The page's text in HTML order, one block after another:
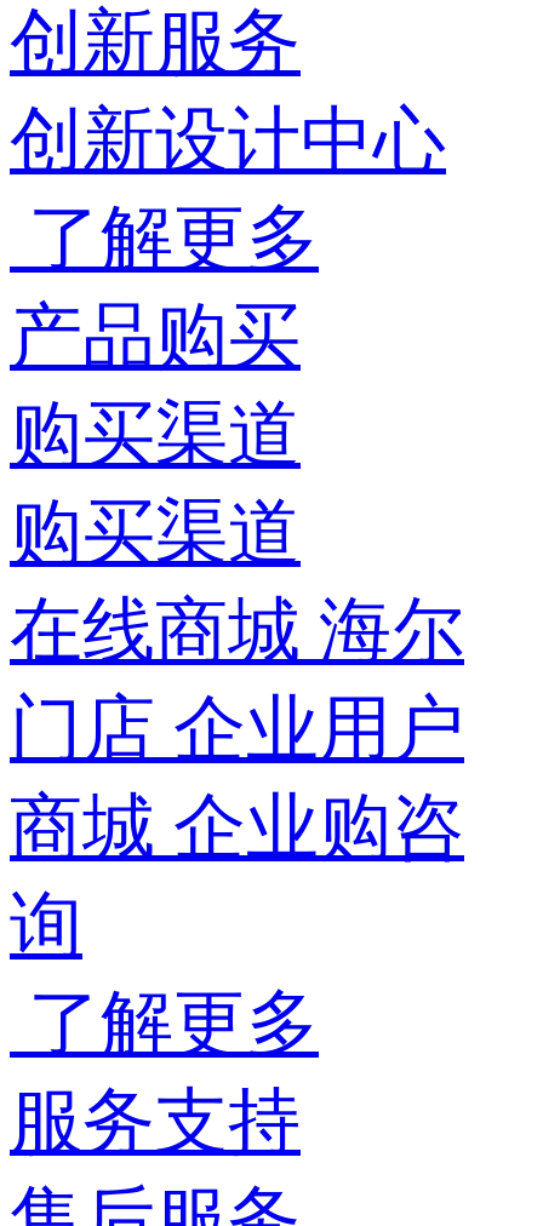
创新服务
创新设计中心
了解更多
产品购买
购买渠道
购买渠道
在线商城 海尔
门店 企业用户
商城 企业购咨
询
了解更多
服务支持